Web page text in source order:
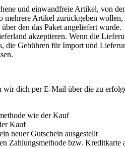
und einwandfreie Artikel, von
Artikel zurückgeben
den das Paket angeliefert wurde.
akzeptieren. Wenn die
die Gebühren für Import und
dich per E-Mail über die zu
wie der Kauf
Kauf
neuer Gutschein ausgestellt
Zahlungsmethode bzw. Kreditkarte